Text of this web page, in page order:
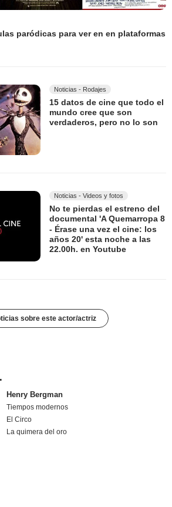
paródicas para ver en en plataformas
Noticias - Rodajes
15 datos de cine que todo el
mundo cree que son
verdaderos, pero no lo son
Noticias - Videos y fotos
No te pierdas el estreno del
documental 'A Quemarropa 8
- Érase una vez el cine: los
años 20' esta noche a las
22.00h. en Youtube
sobre este actor/actriz
Henry Bergman
Tiempos modernos
El Circo
La quimera del oro